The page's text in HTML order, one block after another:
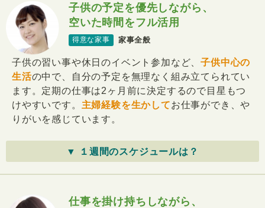
子供の予定を優先しながら、
空いた時間をフル活用
得意な家事 家事全般
子供の習い事や休日のイベント参加など、子供中心の
生活の中で、自分の予定を無理なく組み立てられてい
ます。定期の仕事は2ヶ月前に決定するので目星もつ
けやすいです。 主婦経験を生かしてお仕事ができ、や
りがいを感じています。
▼ １週間のスケジュールは？
仕事を掛け持ちしながら、